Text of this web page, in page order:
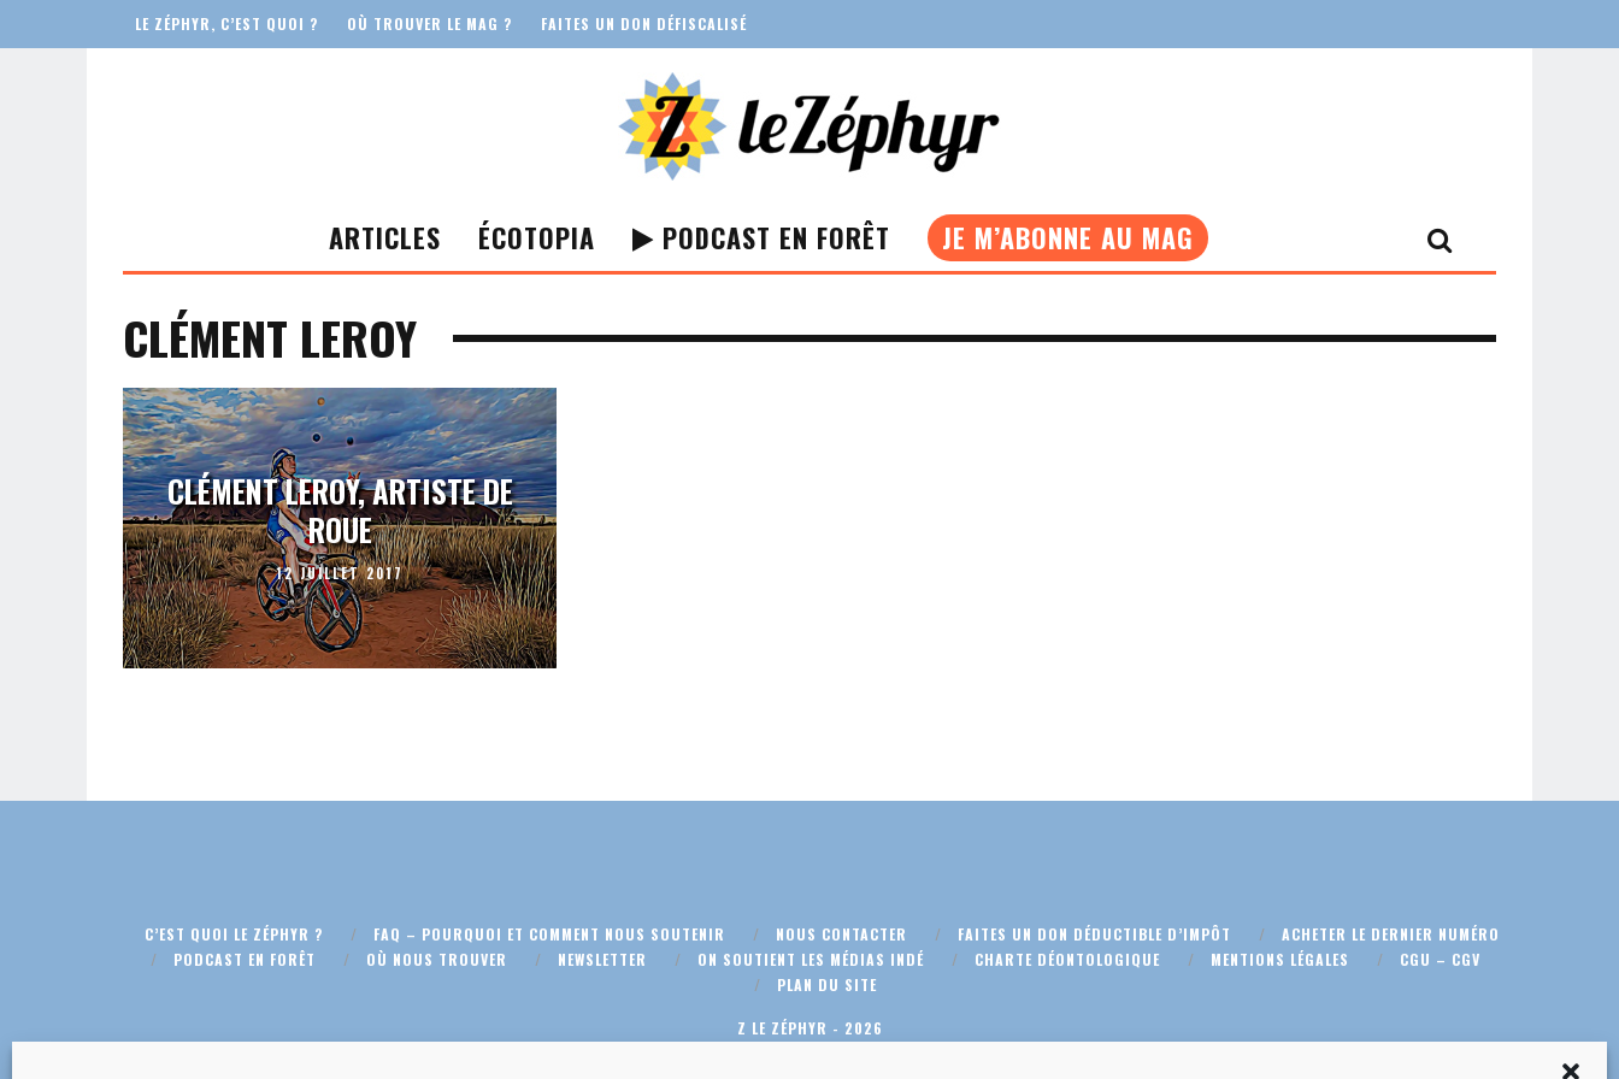
LE ZÉPHYR, C’EST QUOI ? OÙ TROUVER LE MAG ? FAITES UN DON DÉFISCALISÉ
ARTICLES ÉCOTOPIA PODCAST EN FORÊT JE M’ABONNE AU MAG
CLÉMENT LEROY
CLÉMENT LEROY, ARTISTE DE
ROUE
12 JUILLET 2017
C’EST QUOI LE ZÉPHYR ? FAQ – POURQUOI ET COMMENT NOUS SOUTENIR NOUS CONTACTER FAITES UN DON DÉDUCTIBLE D’IMPÔT
ACHETER LE DERNIER NUMÉRO
PODCAST EN FORÊT
OÙ NOUS TROUVER NEWSLETTER ON SOUTIENT LES MÉDIAS INDÉ CHARTE DÉONTOLOGIQUE MENTIONS LÉGALES
CGU – CGV
PLAN DU SITE
Z LE ZÉPHYR - 2026